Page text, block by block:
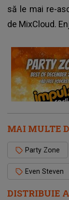
DISTRIBUIE
să le mai re-
de MixCloud.
MAI MULTE
Party Zone
Even Steven